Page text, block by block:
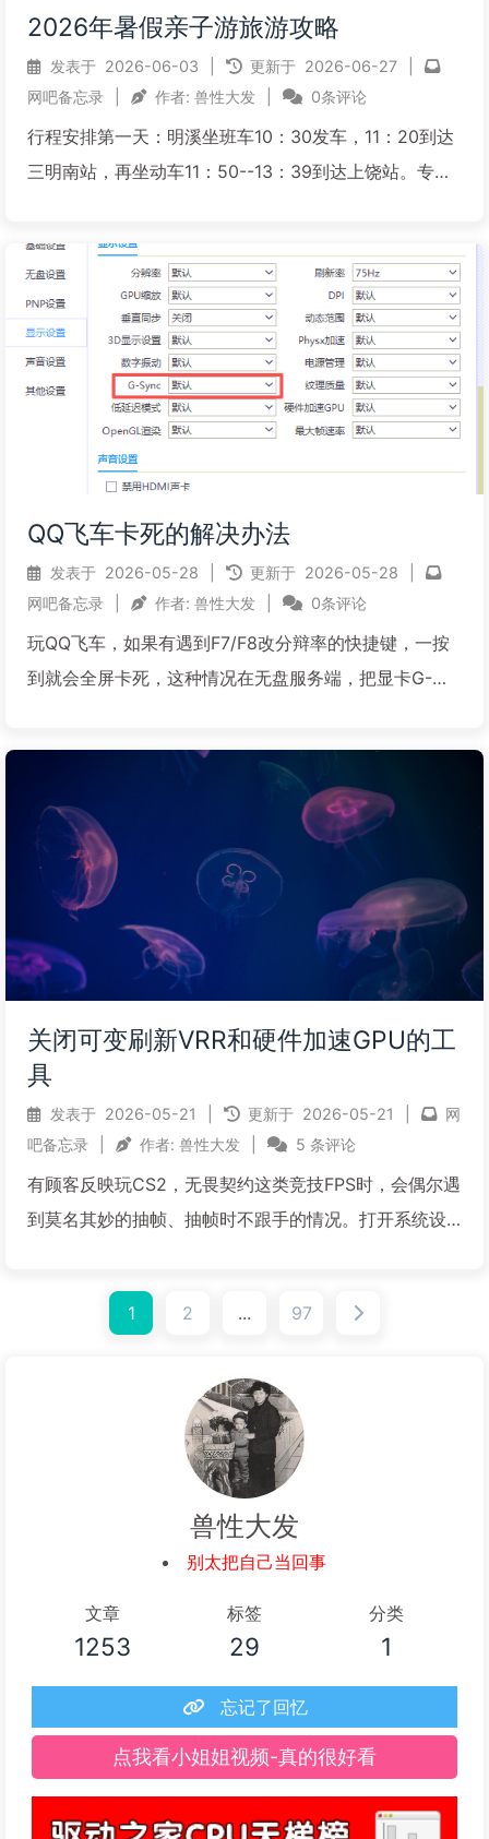
2026年暑假亲子游旅游攻略
发表于 2026-06-03 更新于 2026-06-27
网吧备忘录
作者: 兽性大发 0条评论
行程安排第一天：明溪坐班车10：30发车，11：20到达
三明南站，再坐动车11：50--13：39到达上饶站。专线
不多50元/人，可以不用等直接走。晚上住金沙索道附近
的民宿酒店。由于到达金沙索道才下午1...
阅读全文...
QQ飞车卡死的解决办法
发表于 2026-05-28 更新于 2026-05-28
网吧备忘录
作者: 兽性大发 0条评论
玩QQ飞车，如果有遇到F7/F8改分辩率的快捷键，一按
到就会全屏卡死，这种情况在无盘服务端，把显卡G-
易无响应卡死的话，可以修改刷新率为60HZ看看
关闭可变刷新VRR和硬件加速GPU的工
具
发表于 2026-05-21 更新于 2026-05-21
网
吧备忘录
作者: 兽性大发 5 条评论
有顾客反映玩CS2，无畏契约这类竞技FPS时，会偶尔遇
到莫名其妙的抽帧、抽帧时不跟手的情况。打开系统设
SYNC，测试关闭硬件加速GPU和G-SYNC即可解决。
硬件加速GPU计划全称是Hardware-a...
1 2 ... 97
兽性大发
别太把自己当回事
文章
1253
标签
29
分类
1
忘记了回忆
点我看小姐姐视频-真的很好看